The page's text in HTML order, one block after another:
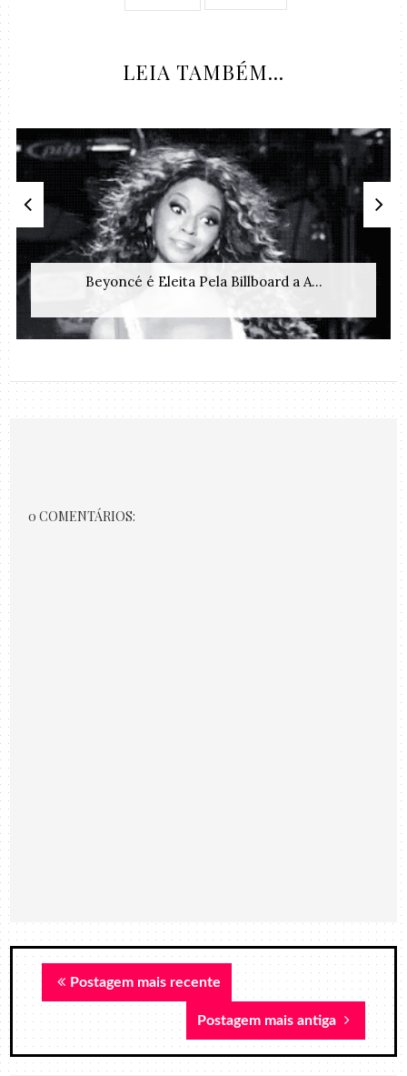
LEIA TAMBÉM...
Beyoncé é Eleita Pela Billboard a A...
0 COMENTÁRIOS:
Postagem mais recente
Postagem mais antiga